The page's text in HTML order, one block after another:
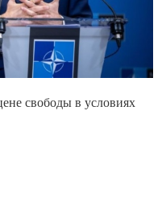
свободы в условиях